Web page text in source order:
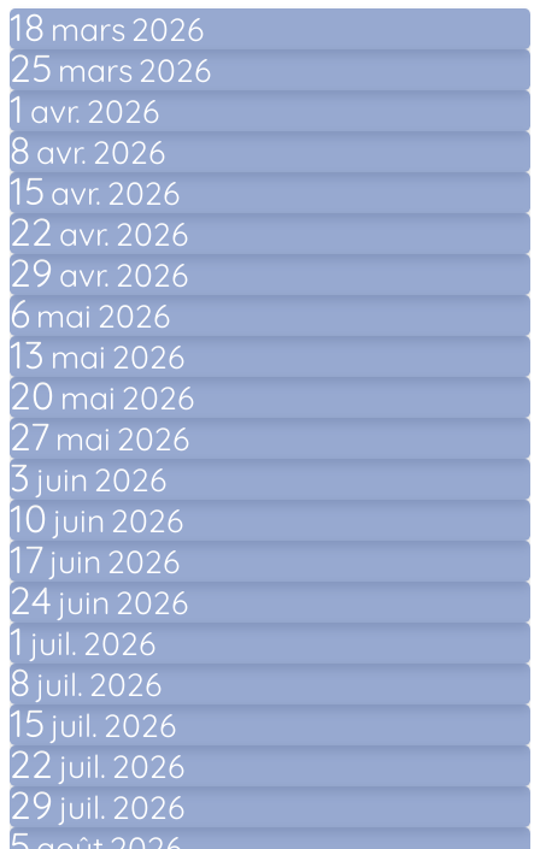
18 mars 2026
25 mars2026
1 avr. 2026
8 avr. 2026
15 avr. 2026
22 avr. 2026
29 avr. 2026
6 mai 2026
13 mai 2026
20 mai 2026
27 mai 2026
3 juin 2026
10 juin 2026
17 juin 2026
24 juin 2026
1 juil. 2026
8 juil. 2026
15 juil. 2026
22 juil. 2026
29 juil. 2026